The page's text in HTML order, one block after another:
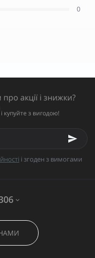
0
акції і знижки?
купуйте з вигодою!
і згоден з вимогами